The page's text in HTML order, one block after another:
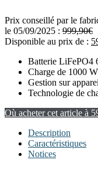
Prix conseillé par le
le 05/09/2025 : 999,90€
Disponible au prix de :
Batterie LiFePO4
Charge de 1000
Gestion sur
Technologie de
Où acheter cet article à
Description
Caractéristiques
Notices